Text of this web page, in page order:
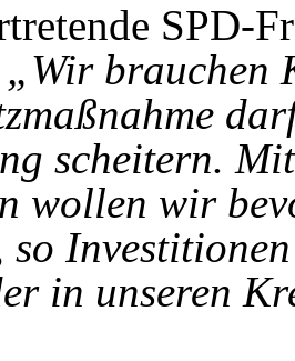
SPD-
„Wir brauchen
scheitern.
wollen wir
so
in unseren